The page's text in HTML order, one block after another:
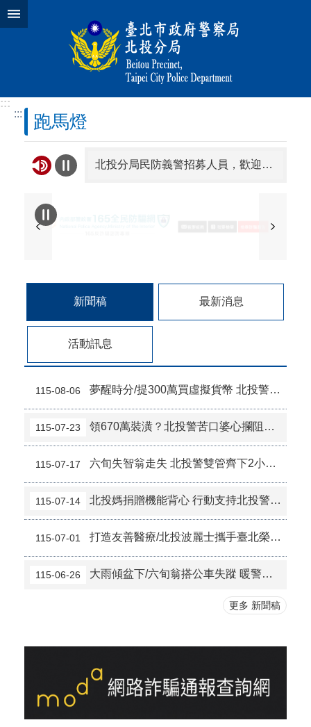
跳到主要內容區塊
:::
:::
跑馬燈
北投分局民防義警招募人員，歡迎有興趣的民眾踴躍參加民防義警，一同守護家園!
新聞稿 最新消息
活動訊息
115-08-06 夢醒時分/提300萬買虛擬貨幣 北投警銀聯手即時阻詐
115-07-23 領670萬裝潢？北投警苦口婆心攔阻詐騙
115-07-17 六旬失智翁走失 北投警雙管齊下2小時尋獲
115-07-14 北投媽捐贈機能背心 行動支持北投警維護治安
115-07-01 打造友善醫療/北投波麗士攜手臺北榮總向詐騙與醫療暴力說不
115-06-26 大雨傾盆下/六旬翁搭公車失蹤 暖警電眼搜救助團圓
更多 新聞稿